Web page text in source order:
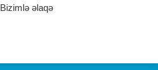
Bizimlə əlaqə